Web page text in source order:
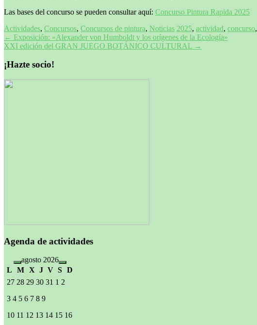
Las bases del concurso se pueden consultar aquí: Concurso Pintura Rapida 2025
Actividades, Concursos, Concursos de pintura, Noticias 2025, actividad, concurso,
Navegación
de
entradas
← Exposición: «Alexander von Humboldt y los orígenes de la Ecología»
XXI edición del GRAN JUEGO BOTÁNICO CULTURAL →
¡Hazte socio!
Agenda de actividades
agosto 2026
L
M X J V S D
27 28 29 30 31 1 2
3 4 5 6 7 8 9
10 11 12 13 14 15 16